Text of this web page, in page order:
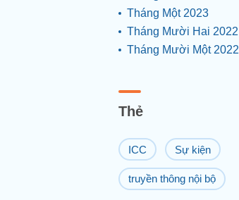
Tháng Một 2023
Tháng Mười Hai 2022
Tháng Mười Một 2022
Thẻ
ICC Sự kiện
truyền thông nội bộ